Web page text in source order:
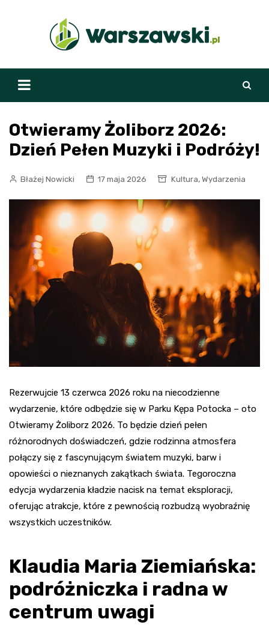
Otwieramy Żoliborz 2026:
Dzień Pełen Muzyki i Podróży!
Błażej Nowicki 17 maja 2026 Kultura, Wydarzenia
Rezerwujcie 13 czerwca 2026 roku na niecodzienne
wydarzenie, które odbędzie się w Parku Kępa Potocka – oto
Otwieramy Żoliborz 2026. To będzie dzień pełen
różnorodnych doświadczeń, gdzie rodzinna atmosfera
połączy się z fascynującym światem muzyki, barw i
opowieści o nieznanych zakątkach świata. Tegoroczna
edycja wydarzenia kładzie nacisk na temat eksploracji,
oferując atrakcje, które z pewnością rozbudzą wyobraźnię
wszystkich uczestników.
Klaudia Maria Ziemiańska:
podróżniczka i radna w
centrum uwagi